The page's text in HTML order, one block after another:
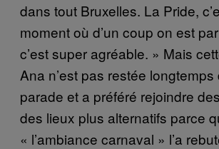
dans tout Bruxelles. La Pride,
moment où d’un coup on est
c’est super agréable. » Mais
Ana n’est pas restée longtemps
parade et a préféré rejoindre
des lieux plus alternatifs parce
« l’ambiance carnaval » l’a